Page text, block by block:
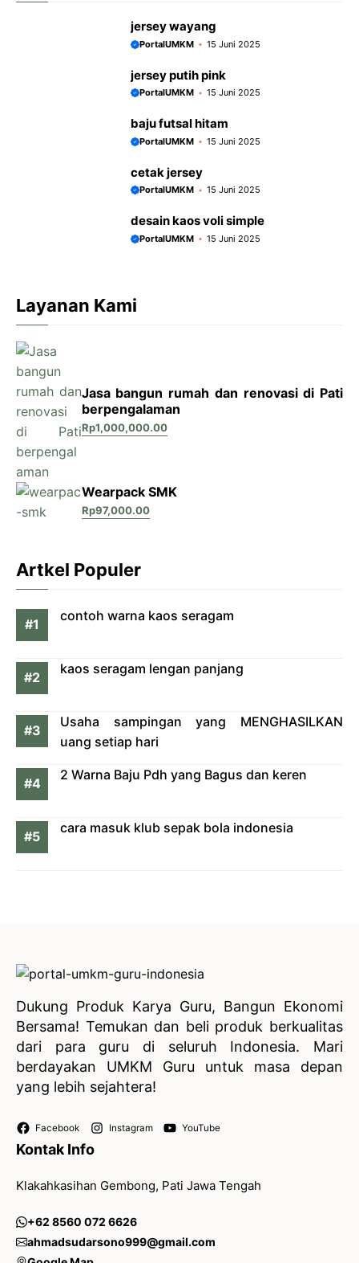
jersey wayang
PortalUMKM 15 Juni 2025
jersey putih pink
PortalUMKM 15 Juni 2025
baju futsal hitam
PortalUMKM 15 Juni 2025
cetak jersey
PortalUMKM 15 Juni 2025
desain kaos voli simple
PortalUMKM 15 Juni 2025
Layanan Kami
Jasa bangun rumah dan renovasi di Pati
berpengalaman
Rp1,000,000.00
Wearpack SMK
Rp97,000.00
Artkel Populer
contoh warna kaos seragam
kaos seragam lengan panjang
Usaha sampingan yang MENGHASILKAN
uang setiap hari
2 Warna Baju Pdh yang Bagus dan keren
cara masuk klub sepak bola indonesia
Dukung Produk Karya Guru, Bangun Ekonomi
Bersama! Temukan dan beli produk berkualitas
dari para guru di seluruh Indonesia. Mari
berdayakan UMKM Guru untuk masa depan
yang lebih sejahtera!
Facebook Instagram YouTube
Kontak Info
Klakahkasihan Gembong, Pati Jawa Tengah
+62 8560 072 6626
ahmadsudarsono999@gmail.com